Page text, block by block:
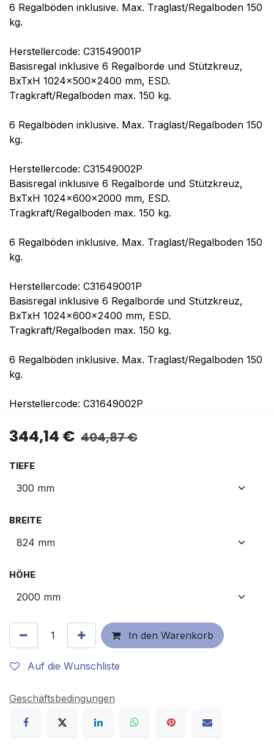
6 Regalböden inklusive. Max. Traglast/Regalboden 150
kg.
Herstellercode: C31549001P
Basisregal inklusive 6 Regalborde und Stützkreuz,
BxTxH 1024x500x2400 mm, ESD.
Tragkraft/Regalboden max. 150 kg.
6 Regalböden inklusive. Max. Traglast/Regalboden 150
kg.
Herstellercode: C31549002P
Basisregal inklusive 6 Regalborde und Stützkreuz,
BxTxH 1024x600x2000 mm, ESD.
Tragkraft/Regalboden max. 150 kg.
6 Regalböden inklusive. Max. Traglast/Regalboden 150
kg.
Herstellercode: C31649001P
Basisregal inklusive 6 Regalborde und Stützkreuz,
BxTxH 1024x600x2400 mm, ESD.
Tragkraft/Regalboden max. 150 kg.
6 Regalböden inklusive. Max. Traglast/Regalboden 150
kg.
Herstellercode: C31649002P
344,14 € 404,87€
TIEFE
BREITE
HÖHE
In den Warenkorb
Auf die Wunschliste
Geschäftsbedingungen